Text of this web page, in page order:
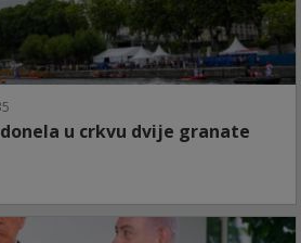
u crkvu dvije granate